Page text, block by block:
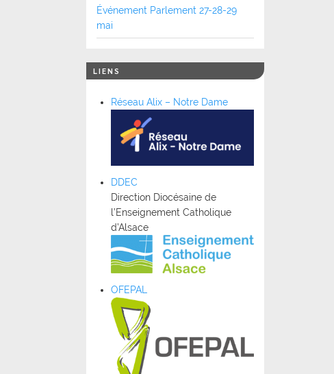
Événement Parlement 27-28-29
mai
LIENS
Réseau Alix – Notre Dame
DDEC
Direction Diocésaine de
l’Enseignement Catholique
d’Alsace
OFEPAL